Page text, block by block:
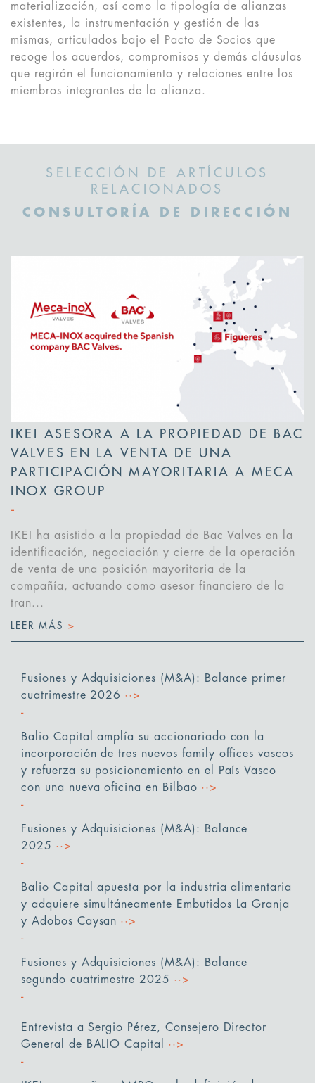
materialización, así como la tipología de alianzas
existentes, la instrumentación y gestión de las
mismas, articulados bajo el Pacto de Socios que
recoge los acuerdos, compromisos y demás cláusulas
que regirán el funcionamiento y relaciones entre los
miembros integrantes de la alianza.
SELECCIÓN DE ARTÍCULOS
RELACIONADOS
CONSULTORÍA DE DIRECCIÓN
IKEI ASESORA A LA PROPIEDAD DE BAC
VALVES EN LA VENTA DE UNA
PARTICIPACIÓN MAYORITARIA A MECA
INOX GROUP
IKEI ha asistido a la propiedad de Bac Valves en la
identificación, negociación y cierre de la operación
de venta de una posición mayoritaria de la
compañía, actuando como asesor financiero de la
tran...
LEER MÁS >
Fusiones y Adquisiciones (M&A): Balance primer
cuatrimestre 2026 ··>
Balio Capital amplía su accionariado con la
incorporación de tres nuevos family offices vascos
y refuerza su posicionamiento en el País Vasco
con una nueva oficina en Bilbao ··>
Fusiones y Adquisiciones (M&A): Balance
2025 ··>
Balio Capital apuesta por la industria alimentaria
y adquiere simultáneamente Embutidos La Granja
y Adobos Caysan ··>
Fusiones y Adquisiciones (M&A): Balance
segundo cuatrimestre 2025 ··>
Entrevista a Sergio Pérez, Consejero Director
General de BALIO Capital
··>